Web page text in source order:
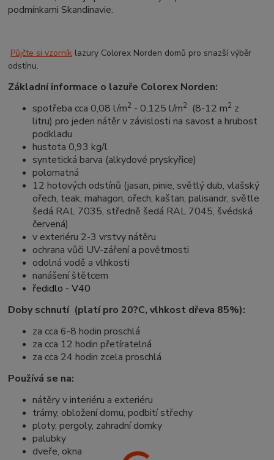
podmínkami Skandinavie.
Půjčte si vzorník lazury Colorex Norden domů pro snazší výběr
odstínu.
Základní informace o lazuře Colorex Norden:
spotřeba cca 0,08 l/m2 - 0,125 l/m2 (8-12 m2 z
litru) pro jeden nátěr v závislosti na savost a hrubost
podkladu
hustota 0,93 kg/l
syntetická barva (alkydové pryskyřice)
polomatná
12 hotových odstínů (jasan, pinie, světlý dub, vlašský
ořech, teak, mahagon, ořech, kaštan, palisandr, světle
šedá RAL 7035, středně šedá RAL 7045, švédská
červená)
v exteriéru 2-3 vrstvy nátěru
ochrana vůči UV-záření a povětrnosti
odolná vodě a vlhkosti
nanášení štětcem
ředidlo - V40
Doby schnutí (platí pro 20?C, vlhkost dřeva 85%):
za cca 6-8 hodin proschlá
za cca 12 hodin přetíratelná
za cca 24 hodin zcela proschlá
Používá se na:
nátěry v interiéru a exteriéru
trámy, obložení domu, podbití střechy
ploty, pergoly, zahradní domky
palubky
dveře, okna